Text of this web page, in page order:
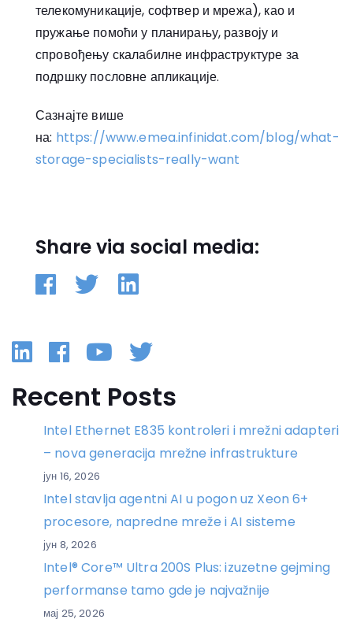
телекомуникације, софтвер и мрежа), као и
пружање помоћи у планирању, развоју и
спровођењу скалабилне инфраструктуре за
подршку пословне апликације.
Сазнајте више
на: https://www.emea.infinidat.com/blog/what-
storage-specialists-really-want
Share via social media:
Linkedin
Facebook
YouTube
Twitter
Recent Posts
Intel Ethernet E835 kontroleri i mrežni adapteri
– nova generacija mrežne infrastrukture
јун 16, 2026
Intel stavlja agentni AI u pogon uz Xeon 6+
procesore, napredne mreže i AI sisteme
јун 8, 2026
Intel® Core™ Ultra 200S Plus: izuzetne gejming
performanse tamo gde je najvažnije
мај 25, 2026